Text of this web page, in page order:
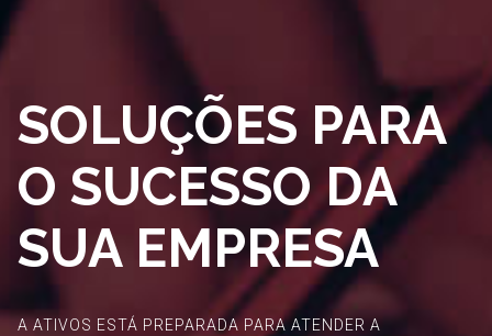
SOLUÇÕES PARA
O SUCESSO DA
SUA EMPRESA
A ATIVOS ESTÁ PREPARADA PARA ATENDER A